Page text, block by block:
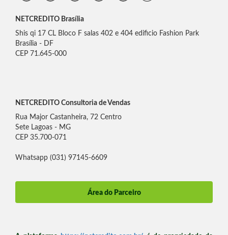
NETCREDITO Brasília
Shis qi 17 CL Bloco F salas 402 e 404 edificio Fashion Park
Brasília - DF
CEP 71.645-000
NETCREDITO Consultoria de Vendas
Rua Major Castanheira, 72 Centro
Sete Lagoas - MG
CEP 35.700-071
Whatsapp (031) 97145-6609
Área do Parceiro